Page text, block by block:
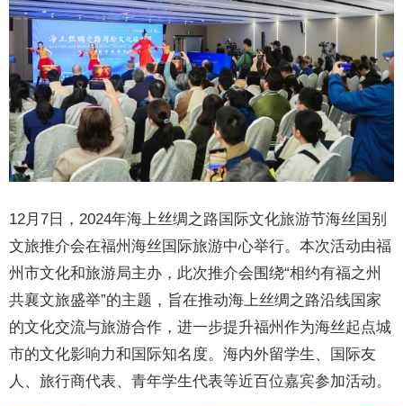
12月7日，2024年海上丝绸之路国际文化旅游节海丝国别
文旅推介会在福州海丝国际旅游中心举行。本次活动由福
州市文化和旅游局主办，此次推介会围绕“相约有福之州
共襄文旅盛举”的主题，旨在推动海上丝绸之路沿线国家
的文化交流与旅游合作，进一步提升福州作为海丝起点城
市的文化影响力和国际知名度。海内外留学生、国际友
人、旅行商代表、青年学生代表等近百位嘉宾参加活动。